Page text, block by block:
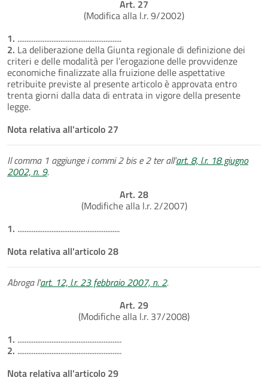
Art. 27
(Modifica alla l.r. 9/2002)
1. ..........................................................
2. La deliberazione della Giunta regionale di definizione dei
criteri e delle modalità per l’erogazione delle provvidenze
economiche finalizzate alla fruizione delle aspettative
retribuite previste al presente articolo è approvata entro
trenta giorni dalla data di entrata in vigore della presente
legge.
Nota relativa all'articolo 27
Il comma 1 aggiunge i commi 2 bis e 2 ter all’art. 8, l.r. 18 giugno
2002, n. 9.
Art. 28
(Modifiche alla l.r. 2/2007)
1. .........................................................
Nota relativa all'articolo 28
Abroga l'art. 12, l.r. 23 febbraio 2007, n. 2.
Art. 29
(Modifiche alla l.r. 37/2008)
1. ..........................................................
2. ..........................................................
Nota relativa all'articolo 29